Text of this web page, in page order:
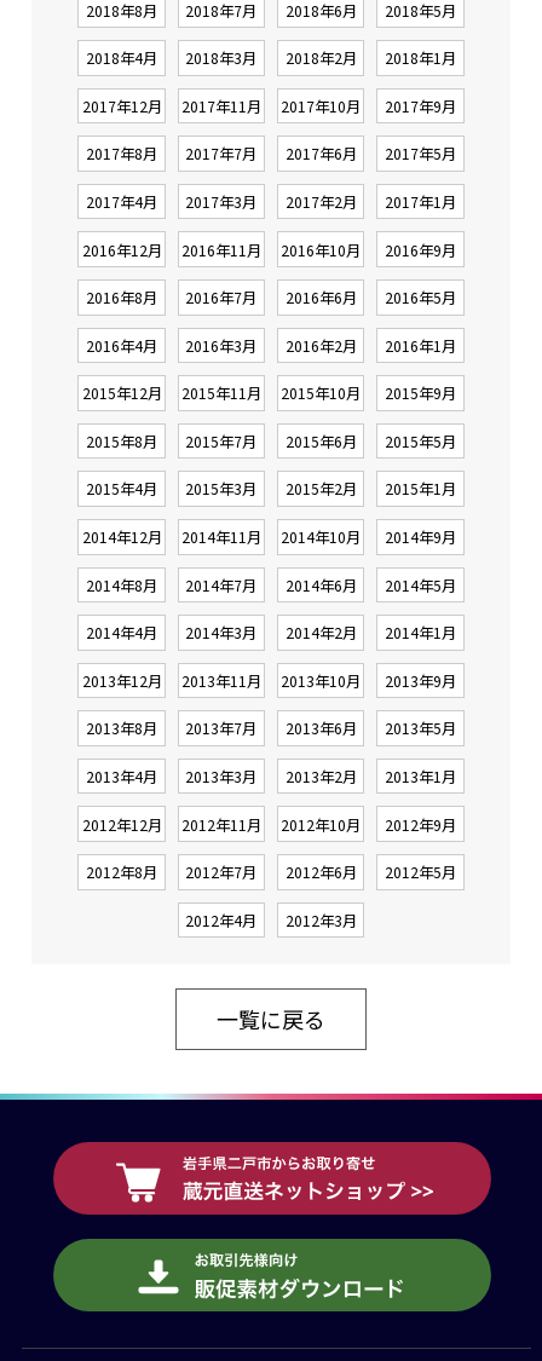
2018年8月 2018年7月 2018年6月 2018年5月
2018年4月 2018年3月 2018年2月 2018年1月
2017年12月 2017年11月 2017年10月 2017年9月
2017年8月 2017年7月 2017年6月 2017年5月
2017年4月 2017年3月 2017年2月 2017年1月
2016年12月 2016年11月 2016年10月 2016年9月
2016年8月 2016年7月 2016年6月 2016年5月
2016年4月 2016年3月 2016年2月 2016年1月
2015年12月 2015年11月 2015年10月 2015年9月
2015年8月 2015年7月 2015年6月 2015年5月
2015年4月 2015年3月 2015年2月 2015年1月
2014年12月 2014年11月 2014年10月 2014年9月
2014年8月 2014年7月 2014年6月 2014年5月
2014年4月 2014年3月 2014年2月 2014年1月
2013年12月 2013年11月 2013年10月 2013年9月
2013年8月 2013年7月 2013年6月 2013年5月
2013年4月 2013年3月 2013年2月 2013年1月
2012年12月 2012年11月 2012年10月 2012年9月
2012年8月 2012年7月 2012年6月 2012年5月
2012年4月 2012年3月
一覧に戻る